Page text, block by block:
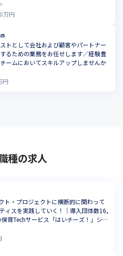
万円
トとして会社および顧客やパートナー
るための業務をお任せします／経験豊
ームにおいてスキルアップしませんか
円
種の求人
ト・プロジェクトに横断的に関わって
ィスを実践していく！｜導入団体数16,
育Techサービス「はいチーズ！」シリ
ンチャー／@永田町/赤坂見附(リモー